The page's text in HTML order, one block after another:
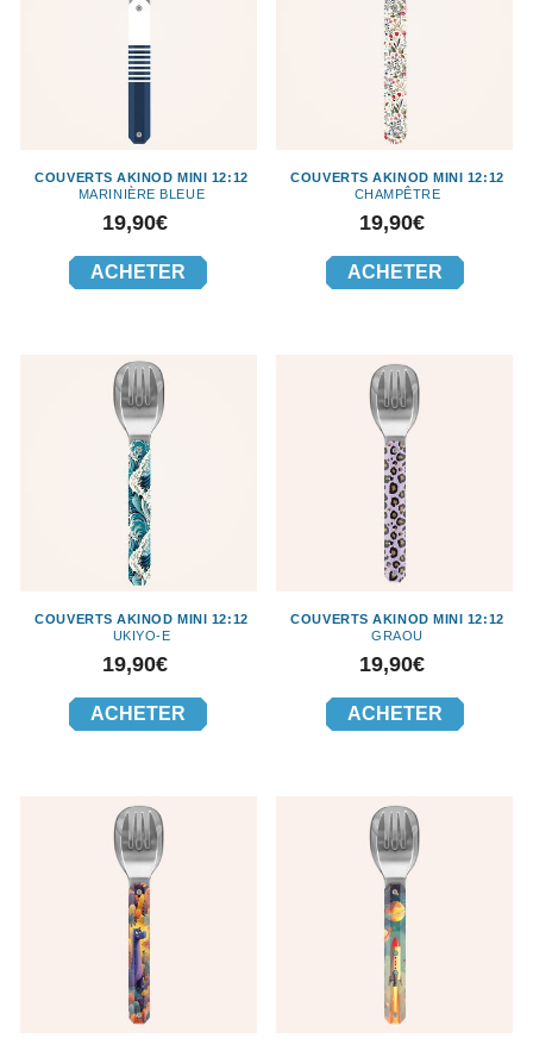
COUVERTS AKINOD MINI 12:12
MARINIÈRE BLEUE
Prix
19,90€
ACHETER
COUVERTS AKINOD MINI 12:12
CHAMPÊTRE
Prix
19,90€
ACHETER
COUVERTS AKINOD MINI 12:12
UKIYO-E
Prix
19,90€
ACHETER
COUVERTS AKINOD MINI 12:12
GRAOU
Prix
19,90€
ACHETER